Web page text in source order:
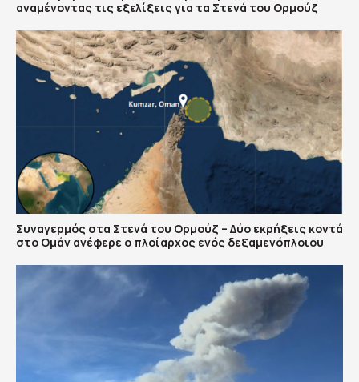
αναμένοντας τις εξελίξεις για τα Στενά του Ορμούζ
Συναγερμός στα Στενά του Ορμούζ – Δύο εκρήξεις κοντά
στο Ομάν ανέφερε ο πλοίαρχος ενός δεξαμενόπλοιου